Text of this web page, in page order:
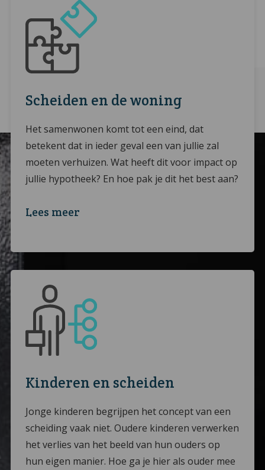
Scheiden en de woning
Het samenwonen komt tot een eind, dat
betekent dat in ieder geval een van jullie zal
moeten verhuizen. Wat heeft dit voor impact op
jullie hypotheek? En hoe pak je dit het best aan?
Lees meer
Kinderen en scheiden
Jonge kinderen begrijpen het concept van een
scheiding vaak niet. Oudere kinderen verwerken
het verlies van het beeld van hun ouders op
hun eigen manier. Hoe ga je hier als ouder mee